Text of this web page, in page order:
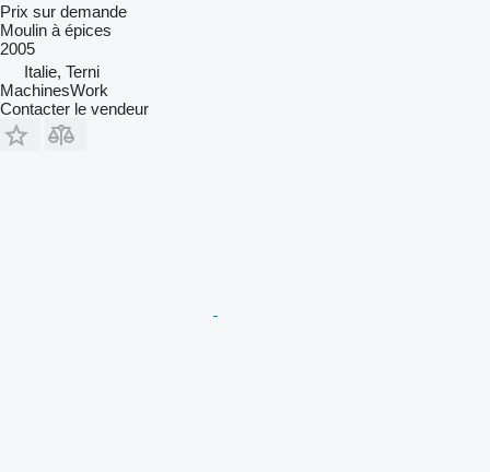
Prix sur demande
Moulin à épices
2005
Italie, Terni
MachinesWork
Contacter le vendeur